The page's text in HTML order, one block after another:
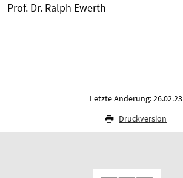
Prof. Dr. Ralph Ewerth
Letzte Änderung: 26.02.23
Druckversion